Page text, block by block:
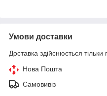
Умови доставки
Доставка здійснюється тільки
Нова Пошта
Самовивіз